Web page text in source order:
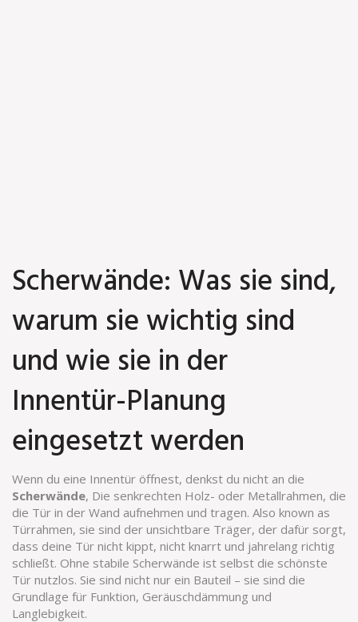
Scherwände: Was sie sind,
warum sie wichtig sind
und wie sie in der
Innentür-Planung
eingesetzt werden
Wenn du eine Innentür öffnest, denkst du nicht an die
Scherwände, Die senkrechten Holz- oder Metallrahmen, die
die Tür in der Wand aufnehmen und tragen. Also known as
Türrahmen, sie sind der unsichtbare Träger, der dafür sorgt,
dass deine Tür nicht kippt, nicht knarrt und jahrelang richtig
schließt. Ohne stabile Scherwände ist selbst die schönste
Tür nutzlos. Sie sind nicht nur ein Bauteil – sie sind die
Grundlage für Funktion, Geräuschdämmung und
Langlebigkeit.